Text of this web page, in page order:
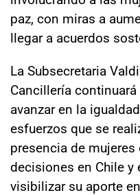
paz, con miras a
llegar a acuerdos
La Subsecretaria
Cancillería
avanzar en la
esfuerzos que se
presencia de
decisiones en Chile y
visibilizar su aporte